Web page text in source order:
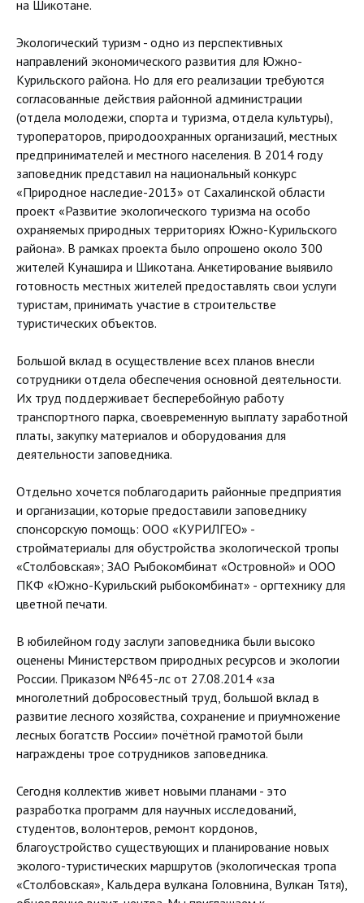
на Шикотане.
Экологический туризм - одно из перспективных
направлений экономического развития для Южно-
Курильского района. Но для его реализации требуются
согласованные действия районной администрации
(отдела молодежи, спорта и туризма, отдела культуры),
туроператоров, природоохранных организаций, местных
предпринимателей и местного населения. В 2014 году
заповедник представил на национальный конкурс
«Природное наследие-2013» от Сахалинской области
проект «Развитие экологического туризма на особо
охраняемых природных территориях Южно-Курильского
района». В рамках проекта было опрошено около 300
жителей Кунашира и Шикотана. Анкетирование выявило
готовность местных жителей предоставлять свои услуги
туристам, принимать участие в строительстве
туристических объектов.
Большой вклад в осуществление всех планов внесли
сотрудники отдела обеспечения основной деятельности.
Их труд поддерживает бесперебойную работу
транспортного парка, своевременную выплату заработной
платы, закупку материалов и оборудования для
деятельности заповедника.
Отдельно хочется поблагодарить районные предприятия
и организации, которые предоставили заповеднику
спонсорскую помощь: ООО «КУРИЛГЕО» -
стройматериалы для обустройства экологической тропы
«Столбовская»; ЗАО Рыбокомбинат «Островной» и ООО
ПКФ «Южно-Курильский рыбокомбинат» - оргтехнику для
цветной печати.
В юбилейном году заслуги заповедника были высоко
оценены Министерством природных ресурсов и экологии
России. Приказом №645-лс от 27.08.2014 «за
многолетний добросовестный труд, большой вклад в
развитие лесного хозяйства, сохранение и приумножение
лесных богатств России» почётной грамотой были
награждены трое сотрудников заповедника.
Сегодня коллектив живет новыми планами - это
разработка программ для научных исследований,
студентов, волонтеров, ремонт кордонов,
благоустройство существующих и планирование новых
эколого-туристических маршрутов (экологическая тропа
«Столбовская», Кальдера вулкана Головнина, Вулкан Тятя),